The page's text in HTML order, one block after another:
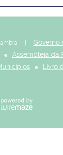
|
Governo
Assembleia da
Livro